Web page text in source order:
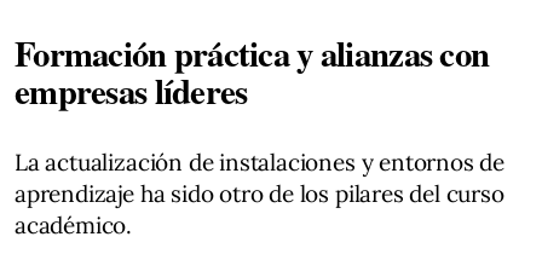
Formación práctica y alianzas con
empresas líderes
La actualización de instalaciones y entornos de
aprendizaje ha sido otro de los pilares del curso
académico.